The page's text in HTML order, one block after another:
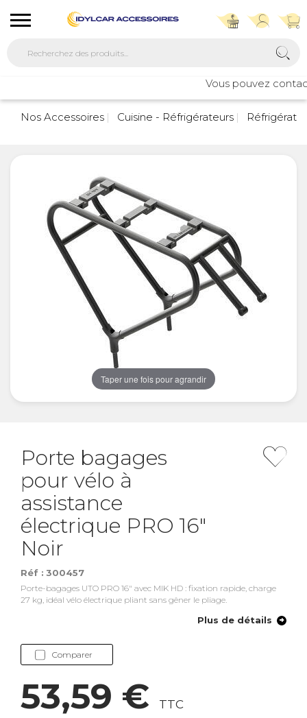
Vous pouvez
Nos Accessoires Cuisine - Réfrigérateurs
Taper une fois pour agrandir
Porte bagages
pour vélo à
assistance
électrique PRO 16"
Noir
Réf : 300457
Porte-bagages UTO PRO 16" avec MIK HD : fixation rapide, charge
27 kg, idéal vélo électrique pliant sans gêner le pliage.
Plus de détails
Comparer
53,59 € TTC